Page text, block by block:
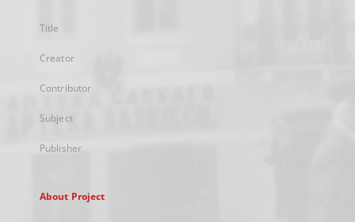
Title
Creator
Contributor
Subject
Publisher
About Project